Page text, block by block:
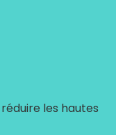
les hautes